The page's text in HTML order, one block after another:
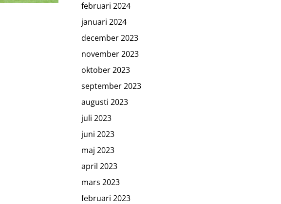
februari 2024
januari 2024
december 2023
november 2023
oktober 2023
september 2023
augusti 2023
juli 2023
juni 2023
maj 2023
april 2023
mars 2023
februari 2023